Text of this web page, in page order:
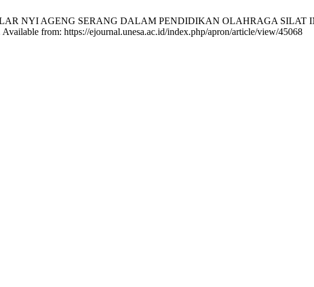
NYI AGENG SERANG DALAM PENDIDIKAN OLAHRAGA
from: https://ejournal.unesa.ac.id/index.php/apron/article/view/45068